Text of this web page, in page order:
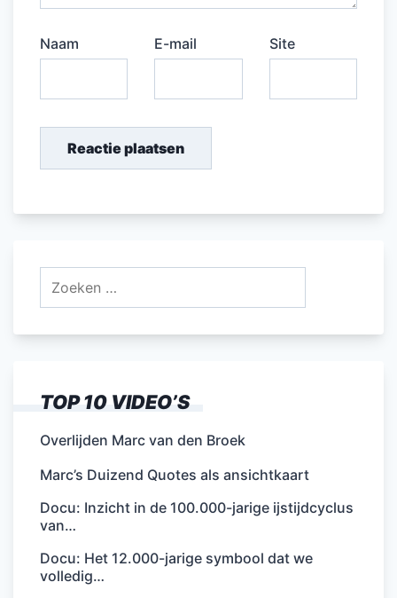
Naam E-mail Site
TOP 10 VIDEO’S
Overlijden Marc van den Broek
Marc’s Duizend Quotes als ansichtkaart
Docu: Inzicht in de 100.000-jarige ijstijdcyclus
van…
Docu: Het 12.000-jarige symbool dat we
volledig…